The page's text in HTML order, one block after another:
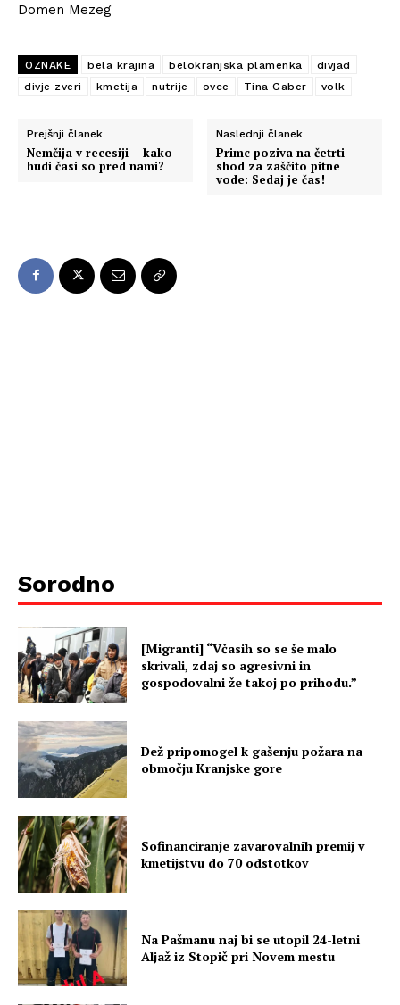
Domen Mezeg
OZNAKE bela krajina belokranjska plamenka
divjad
divje zveri
kmetija nutrije ovce Tina Gaber volk
Prejšnji članek
Nemčija v recesiji – kako
hudi časi so pred nami?
Naslednji članek
Primc poziva na četrti
shod za zaščito pitne
vode: Sedaj je čas!
Sorodno
[Migranti] “Včasih so se še malo
skrivali, zdaj so agresivni in
gospodovalni že takoj po prihodu.”
Dež pripomogel k gašenju požara na
območju Kranjske gore
Sofinanciranje zavarovalnih premij v
kmetijstvu do 70 odstotkov
Na Pašmanu naj bi se utopil 24-letni
Aljaž iz Stopič pri Novem mestu